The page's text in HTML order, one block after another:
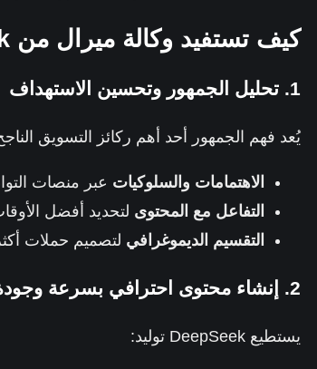
كيف تستفيد وكالة ميرال من DeepSeek في التسويق الإلكتروني؟
1. تحليل الجمهور وتحسين الاستهداف
يُعد فهم الجمهور أحد أهم ركائز التسويق
الاهتمامات والسلوكيات عبر منصات
التفاعل مع المحتوى لتحديد أفضل
التقسيم الديموغرافي لتصميم حملات
2. إنشاء محتوى احترافي بسرعة وجودة عالية
يستطيع DeepSeek توليد: